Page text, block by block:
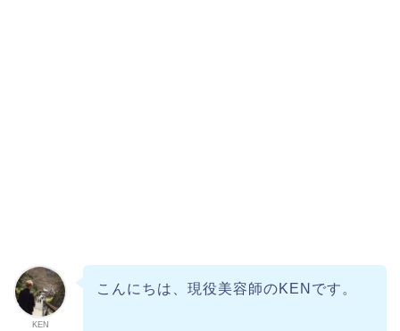
KEN
こんにちは、現役美容師のKENです。